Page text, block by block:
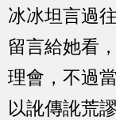
冰冰坦言過
留言給她看
理會，不過
以訛傳訛荒